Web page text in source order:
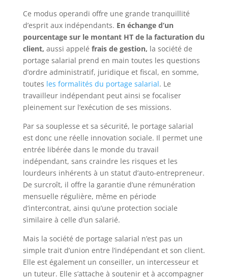
Ce modus operandi offre une grande tranquillité
d’esprit aux indépendants. En échange d’un
pourcentage sur le montant HT de la facturation du
client, aussi appelé frais de gestion, la société de
portage salarial prend en main toutes les questions
d’ordre administratif, juridique et fiscal, en somme,
toutes les formalités du portage salarial. Le
travailleur indépendant peut ainsi se focaliser
pleinement sur l’exécution de ses missions.
Par sa souplesse et sa sécurité, le portage salarial
est donc une réelle innovation sociale. Il permet une
entrée libérée dans le monde du travail
indépendant, sans craindre les risques et les
lourdeurs inhérents à un statut d’auto-entrepreneur.
De surcroît, il offre la garantie d’une rémunération
mensuelle régulière, même en période
d’intercontrat, ainsi qu’une protection sociale
similaire à celle d’un salarié.
Mais la société de portage salarial n’est pas un
simple trait d’union entre l’indépendant et son client.
Elle est également un conseiller, un intercesseur et
un tuteur. Elle s’attache à soutenir et à accompagner